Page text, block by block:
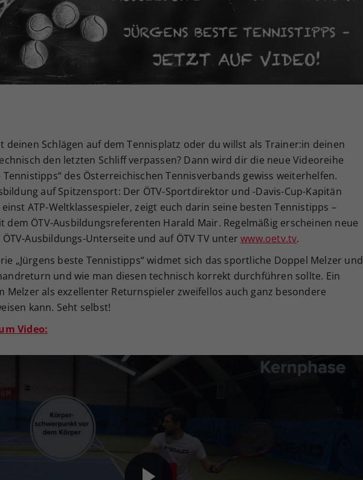
deinen Schlägen auf dem Tennisplatz oder du willst als Trainer:in deinen
den letzten Schliff verpassen? Dann wird dir die neue Videoreihe
Tennistipps“ des Österreichischen Tennisverbands gewiss weiterhelfen.
auf Spitzensport: Der ÖTV-Sportdirektor und -Davis-Cup-Kapitän
einst ATP-Weltklassespieler, zeigt euch darin seine besten Tennistipps –
dem ÖTV-Ausbildungsreferenten Harald Mair. Regelmäßig erscheinen neue
Ausbildungs-Unterseite und auf ÖTV TV unterwww.oetv.tv.
„Jürgens beste Tennistipps“ widmet sich das sportliche Doppel Melzer und
und wie man diesen technisch korrekt durchführen sollte. Ein
Melzer als exzellenter Returnspieler zweifellos auch ganz besondere
kann. Seht selbst!
Video:
Webseiten-Betreiber dies eingestellt hat.